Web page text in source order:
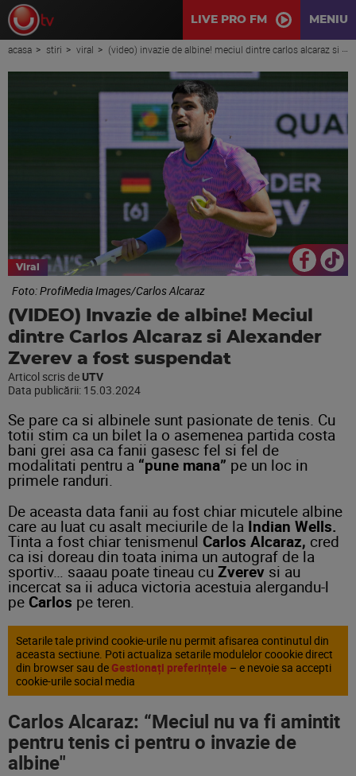
LIVE PRO FM MENIU
acasa stiri viral (video) invazie de albine! meciul dintre carlos alcaraz si alexander zverev a fost suspendat
Viral
Foto: ProfiMedia Images/Carlos Alcaraz
(VIDEO) Invazie de albine! Meciul
dintre Carlos Alcaraz si Alexander
Zverev a fost suspendat
Articol scris de UTV
Data publicării: 15.03.2024
Se pare ca si albinele sunt pasionate de tenis. Cu
totii stim ca un bilet la o asemenea partida costa
bani grei asa ca fanii gasesc fel si fel de
modalitati pentru a “pune mana” pe un loc in
primele randuri.
De aceasta data fanii au fost chiar micutele albine
care au luat cu asalt meciurile de la Indian Wells.
Tinta a fost chiar tenismenul Carlos Alcaraz, cred
ca isi doreau din toata inima un autograf de la
sportiv… saaau poate tineau cu Zverev si au
incercat sa ii aduca victoria acestuia alergandu-l
pe Carlos pe teren.
Setarile tale privind cookie-urile nu permit afisarea continutul din
aceasta sectiune. Poti actualiza setarile modulelor coookie direct
din browser sau de Gestionați preferințele – e nevoie sa accepti
cookie-urile social media
Carlos Alcaraz: “Meciul nu va fi amintit
pentru tenis ci pentru o invazie de
albine"